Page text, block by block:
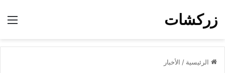
زركشات
الرئيسية / الأخبار